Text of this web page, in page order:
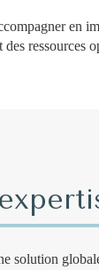
en
ressources
solution